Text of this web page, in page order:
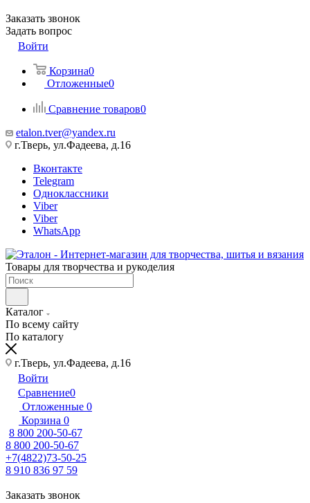
Заказать звонок
Задать вопрос
Войти
Корзина0
Отложенные0
Сравнение товаров0
etalon.tver@yandex.ru
г.Тверь, ул.Фадеева, д.16
Вконтакте
Telegram
Одноклассники
Viber
Viber
WhatsApp
Товары для творчества и рукоделия
Каталог
По всему сайту
По каталогу
г.Тверь, ул.Фадеева, д.16
Войти
Сравнение0
Отложенные 0
Корзина 0
8 800 200-50-67
8 800 200-50-67
+7(4822)73-50-25
8 910 836 97 59
Заказать звонок